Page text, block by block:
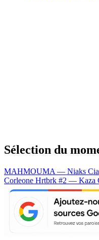
Sélection du
MAHMOUMA — Niaks
Corleone Hrtbrk #2 — Kaza